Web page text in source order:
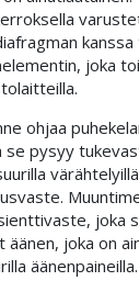
joka
ohjaa
pysyy
joka
joka on
äänenpaineilla.